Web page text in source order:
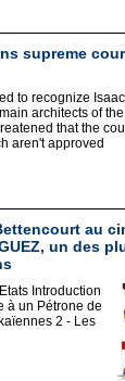
supreme
to recognize
architects of
that the
aren't approved
au
un des
Introduction
à un Pétrone de
2 - Les